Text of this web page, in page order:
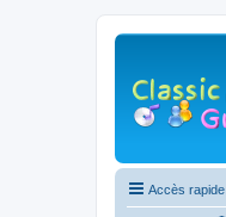
Accès rapide